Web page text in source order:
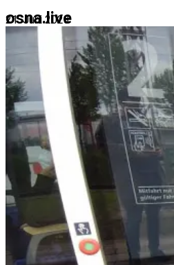
osna.live
21. Juni 2023